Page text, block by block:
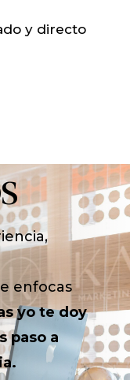
y directo
enfocas
yo te doy
paso a